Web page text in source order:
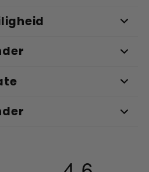
5 uit 5 sterren